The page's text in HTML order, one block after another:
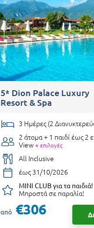
5* Dion Palace Luxury
Resort & Spa
3 Ημέρες (2
2 άτομα + 1 παιδί έως 2
View + επιλογές
All Inclusive
έως 31/10/2026
MINI CLUB για τα παιδιά!
Μπροστά σε παραλία!
από €306